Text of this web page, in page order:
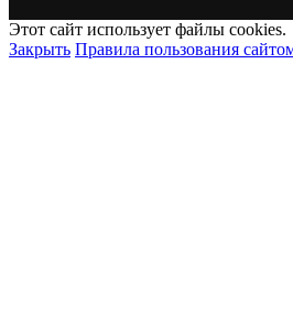
Этот сайт использует файлы cookies.
Закрыть Правила пользования